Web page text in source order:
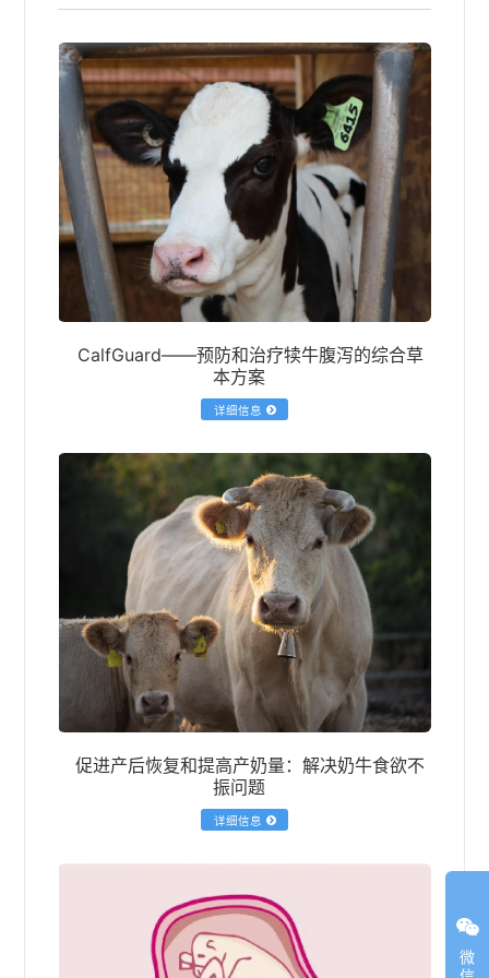
CalfGuard——预防和治疗犊牛腹泻的综合草
本方案
详细信息
促进产后恢复和提高产奶量：解决奶牛食欲不
振问题
详细信息
微